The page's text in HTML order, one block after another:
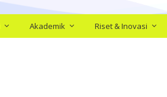
Akademik Riset & Inovasi